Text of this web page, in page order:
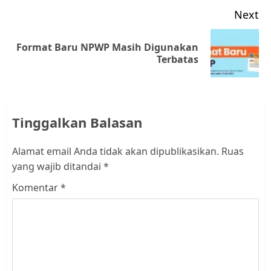
Next
Next
Format Baru NPWP Masih Digunakan
Terbatas
Tinggalkan Balasan
Alamat email Anda tidak akan dipublikasikan. Ruas
yang wajib ditandai *
Komentar*